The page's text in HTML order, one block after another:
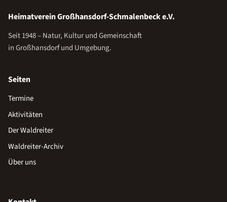
Heimatverein Großhansdorf-Schmalenbeck e.V.
Seit 1948 – Natur, Kultur und Gemeinschaft
in Großhansdorf und Umgebung.
Seiten
Termine
Aktivitäten
Der Waldreiter
Waldreiter-Archiv
Über uns